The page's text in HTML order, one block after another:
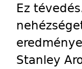
Ez
Stanley